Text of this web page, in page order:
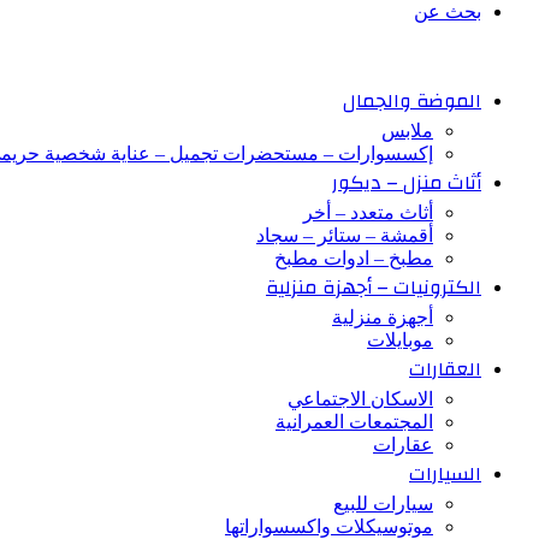
بحث عن
الموضة والجمال
ملابس
إكسسوارات – مستحضرات تجميل – عناية شخصية
أثاث منزل – ديكور
أثاث متعدد – أخر
أقمشة – ستائر – سجاد
مطبخ – ادوات مطبخ
الكترونيات – أجهزة منزلية
أجهزة منزلية
موبايلات
العقارات
الاسكان الاجتماعي
المجتمعات العمرانية
عقارات
السيارات
سيارات للبيع
موتوسيكلات واكسسواراتها